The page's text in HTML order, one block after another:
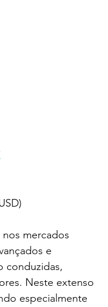
mercados
e
conduzidas,
Neste extenso
especialmente